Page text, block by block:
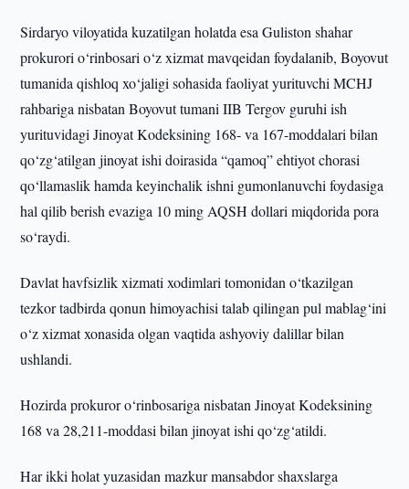
Sirdaryo viloyatida kuzatilgan holatda esa Guliston shahar
prokurori o‘rinbosari o‘z xizmat mavqeidan foydalanib, Boyovut
tumanida qishloq xo‘jaligi sohasida faoliyat yurituvchi MCHJ
rahbariga nisbatan Boyovut tumani IIB Tergov guruhi ish
yurituvidagi Jinoyat Kodeksining 168- va 167-moddalari bilan
qo‘zg‘atilgan jinoyat ishi doirasida “qamoq” ehtiyot chorasi
qo‘llamaslik hamda keyinchalik ishni gumonlanuvchi foydasiga
hal qilib berish evaziga 10 ming AQSH dollari miqdorida pora
so‘raydi.
Davlat havfsizlik xizmati xodimlari tomonidan o‘tkazilgan
tezkor tadbirda qonun himoyachisi talab qilingan pul mablag‘ini
o‘z xizmat xonasida olgan vaqtida ashyoviy dalillar bilan
ushlandi.
Hozirda prokuror o‘rinbosariga nisbatan Jinoyat Kodeksining
168 va 28,211-moddasi bilan jinoyat ishi qo‘zg‘atildi.
Har ikki holat yuzasidan mazkur mansabdor shaxslarga